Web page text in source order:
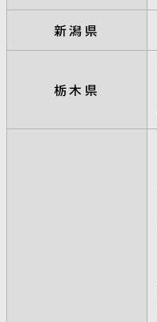
新潟県
栃木県